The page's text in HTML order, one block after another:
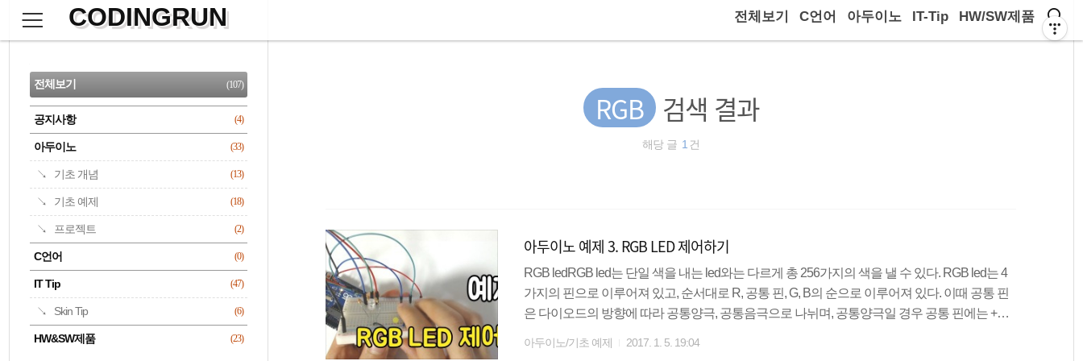
으
CODINGRUN 전체보기 C언어 아두이노 IT-Tip HW/SW제품
RGB 검색 결과
해당 글 1 건
아두이노 예제 3. RGB LED 제어하기
RGB ledRGB led는 단일 색을 내는 led와는 다르게 총 256가지의 색을 낼 수 있다. RGB led는 4
가지의 핀으로 이루어져 있고, 순서대로 R, 공통 핀, G, B의 순으로 이루어져 있다. 이때 공통 핀
은 다이오드의 방향에 따라 공통양극, 공통음극으로 나뉘며, 공통양극일 경우 공통 핀에는 +극
아두이노/기초 예제 2017. 1. 5. 19:04
CATEGORY
전체보기 (107)
공지사항 (4)
아두이노 (33)
기초 개념 (13)
기초 예제 (18)
프로젝트 (2)
C언어 (0)
IT Tip (47)
Skin Tip (6)
HW&SW제품 (23)
검